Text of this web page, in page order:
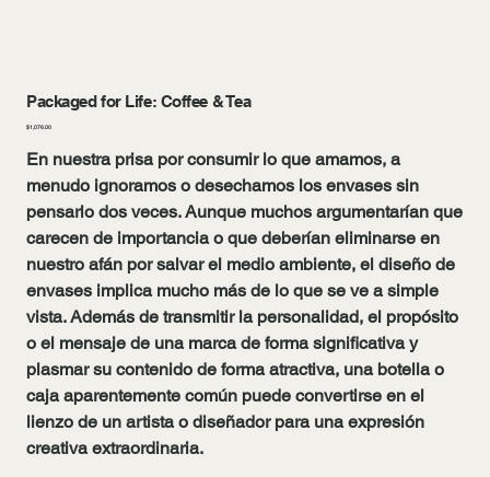
Packaged for Life: Coffee & Tea
Precio
$1,076.00
En nuestra prisa por consumir lo que amamos, a
menudo ignoramos o desechamos los envases sin
pensarlo dos veces. Aunque muchos argumentarían que
carecen de importancia o que deberían eliminarse en
nuestro afán por salvar el medio ambiente, el diseño de
envases implica mucho más de lo que se ve a simple
vista. Además de transmitir la personalidad, el propósito
o el mensaje de una marca de forma significativa y
plasmar su contenido de forma atractiva, una botella o
caja aparentemente común puede convertirse en el
lienzo de un artista o diseñador para una expresión
creativa extraordinaria.